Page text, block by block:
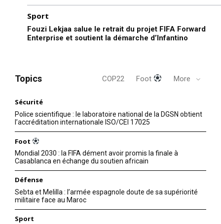
Sport
Fouzi Lekjaa salue le retrait du projet FIFA Forward
Enterprise et soutient la démarche d’Infantino
Topics COP22 Foot More
Sécurité
Police scientifique : le laboratoire national de la DGSN obtient
l’accréditation internationale ISO/CEI 17025
Foot
Mondial 2030 : la FIFA dément avoir promis la finale à
Casablanca en échange du soutien africain
Défense
Sebta et Melilla : l’armée espagnole doute de sa supériorité
militaire face au Maroc
Sport